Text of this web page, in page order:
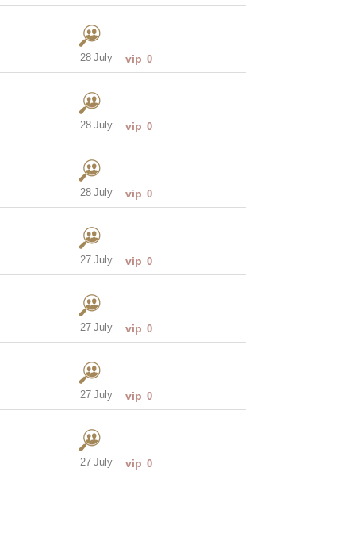
28 July vip 0
28 July vip 0
28 July vip 0
27 July vip 0
27 July vip 0
27 July vip 0
27 July vip 0